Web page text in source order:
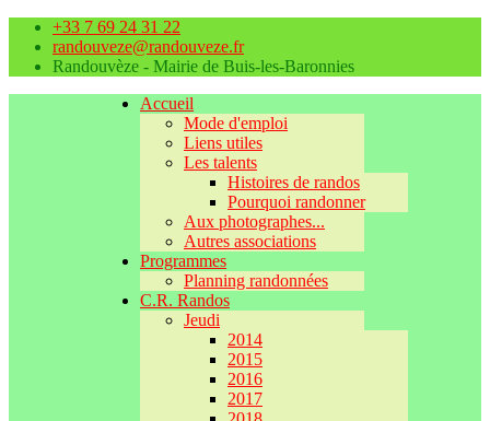
+33 7 69 24 31 22
randouveze@randouveze.fr
Randouvèze - Mairie de Buis-les-Baronnies
Accueil
Mode d'emploi
Liens utiles
Les talents
Histoires de randos
Pourquoi randonner
Aux photographes...
Autres associations
Programmes
Planning randonnées
C.R. Randos
Jeudi
2014
2015
2016
2017